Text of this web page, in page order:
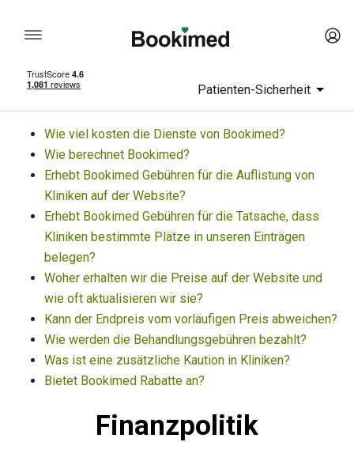
Patienten-Sicherheit
Wie viel kosten die Dienste von Bookimed?
Wie berechnet Bookimed?
Erhebt Bookimed Gebühren für die Auflistung von
Kliniken auf der Website?
Erhebt Bookimed Gebühren für die Tatsache, dass
Kliniken bestimmte Plätze in unseren Einträgen
belegen?
Woher erhalten wir die Preise auf der Website und
wie oft aktualisieren wir sie?
Kann der Endpreis vom vorläufigen Preis abweichen?
Wie werden die Behandlungsgebühren bezahlt?
Was ist eine zusätzliche Kaution in Kliniken?
Bietet Bookimed Rabatte an?
Finanzpolitik